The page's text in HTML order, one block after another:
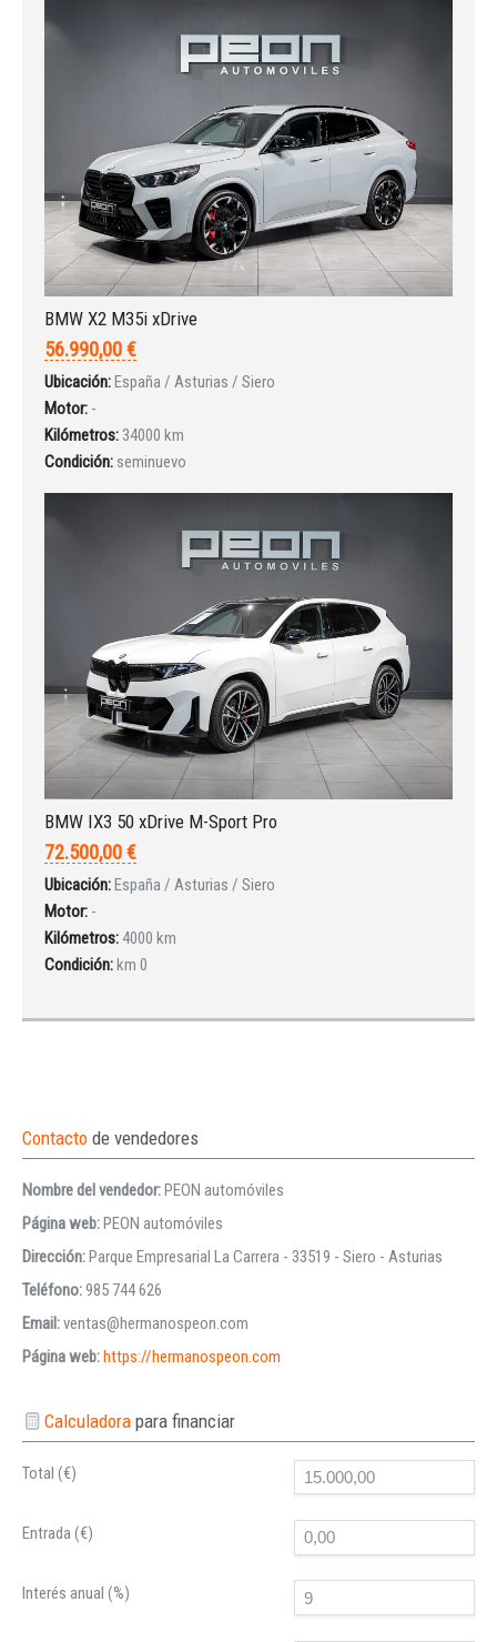
INICIAR SESIÓN
¿Ha olvidado la contraseña?
BMW X2 M35i xDrive
56.990,00 €
Ubicación:España / Asturias / Siero
Motor: -
Kilómetros: 34000 km
Condición: seminuevo
BMW IX3 50 xDrive M-Sport Pro
72.500,00 €
Ubicación:España / Asturias / Siero
Motor: -
Kilómetros:4000 km
Condición:km 0
Contacto de vendedores
Nombre del vendedor:PEON automóviles
Página web:PEON automóviles
Dirección:Parque Empresarial La Carrera - 33519 - Siero - Asturias
Teléfono:985 744 626
Email:ventas@hermanospeon.com
Página web:https://hermanospeon.com
Calculadorapara financiar
Total (€)
Entrada (€)
Interés anual (%)